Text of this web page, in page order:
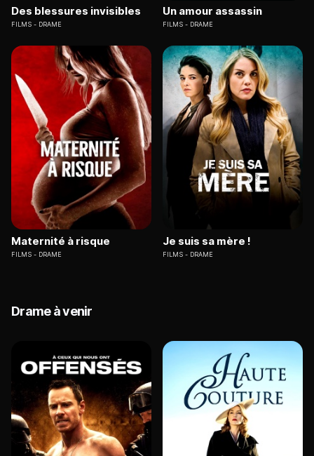
Des blessures invisibles
FILMS DRAME
Un amour assassin
FILMS DRAME
Maternité à risque
FILMS DRAME
Je suis sa mère !
FILMS DRAME
Drame à venir